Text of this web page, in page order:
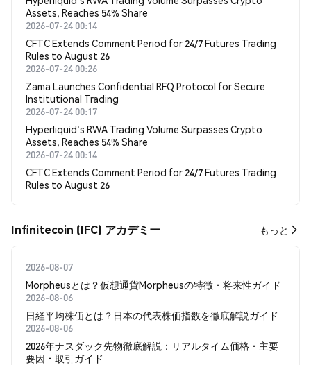
Assets, Reaches 54% Share
2026-07-24 00:14
CFTC Extends Comment Period for 24/7 Futures Trading
Rules to August 26
2026-07-24 00:26
Zama Launches Confidential RFQ Protocol for Secure
Institutional Trading
2026-07-24 00:17
Hyperliquid's RWA Trading Volume Surpasses Crypto
Assets, Reaches 54% Share
2026-07-24 00:14
CFTC Extends Comment Period for 24/7 Futures Trading
Rules to August 26
Infinitecoin (IFC) アカデミー もっと
2026-08-07
Morpheusとは？仮想通貨Morpheusの特徴・将来性ガイド
2026-08-06
日経平均株価とは？日本の代表株価指数を徹底解説ガイド
2026-08-06
2026年ナスダック先物徹底解説：リアルタイム価格・主要
要因・取引ガイド